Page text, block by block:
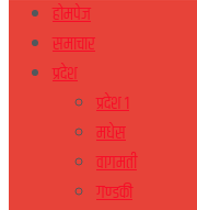
होमपेज
समाचार
प्रदेश
प्रदेश १
मधेस
वागमती
गण्डकी